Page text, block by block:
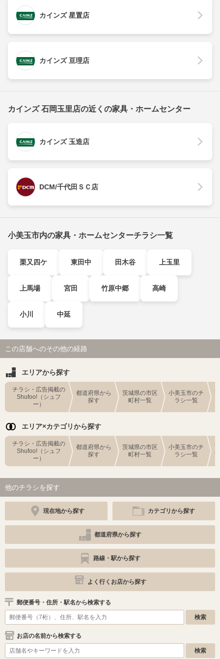
カインズ 星置店
カインズ 亘理店
カインズ 石岡玉里店の近くの家具・ホームセンター
カインズ 玉造店
DCM/千代田ＳＣ店
小美玉市内の家具・ホームセンターチラシ一覧
栗又四ケ 東田中 田木谷 上玉里
上馬場 宮田 竹原中郷 高崎
小川 中延
この店舗へのその他の経路
エリアから探す
チラシ・広告掲載の
Shufoo!（シュフ
ー）
都道府県から
探す
茨城県の市区
町村一覧
小美玉市のチ
ラシ一覧
エリア×カテゴリから探す
チラシ・広告掲載の
Shufoo!（シュフ
ー）
都道府県から
探す
茨城県の市区
町村一覧
小美玉市のチ
ラシ一覧
他のチラシを探す
現在地から探す カテゴリから探す
都道府県から探す
路線・駅から探す
よく行くお店から探す
郵便番号・住所・駅名から検索する
お店の名前から検索する